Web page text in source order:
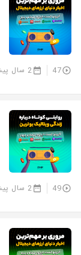
47 2 سال پیش
49 2 سال پیش